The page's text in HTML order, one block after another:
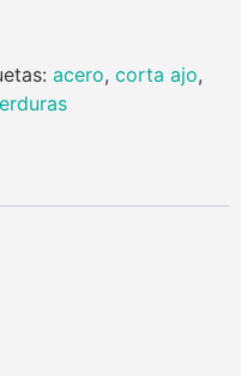
acero, corta ajo,